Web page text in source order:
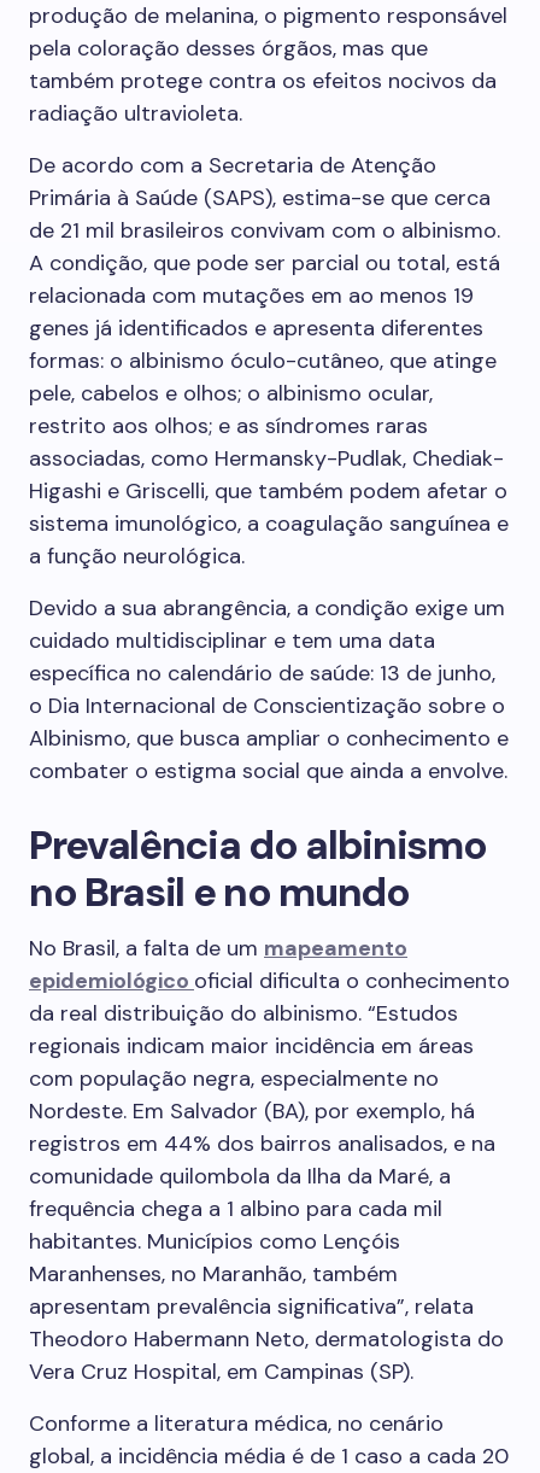
produção de melanina, o pigmento responsável
pela coloração desses órgãos, mas que
também protege contra os efeitos nocivos da
radiação ultravioleta.
De acordo com a Secretaria de Atenção
Primária à Saúde (SAPS), estima-se que cerca
de 21 mil brasileiros convivam com o albinismo.
A condição, que pode ser parcial ou total, está
relacionada com mutações em ao menos 19
genes já identificados e apresenta diferentes
formas: o albinismo óculo-cutâneo, que atinge
pele, cabelos e olhos; o albinismo ocular,
restrito aos olhos; e as síndromes raras
associadas, como Hermansky-Pudlak, Chediak-
Higashi e Griscelli, que também podem afetar o
sistema imunológico, a coagulação sanguínea e
a função neurológica.
Devido a sua abrangência, a condição exige um
cuidado multidisciplinar e tem uma data
específica no calendário de saúde: 13 de junho,
o Dia Internacional de Conscientização sobre o
Albinismo, que busca ampliar o conhecimento e
combater o estigma social que ainda a envolve.
Prevalência do albinismo
no Brasil e no mundo
No Brasil, a falta de um mapeamento
epidemiológico oficial dificulta o conhecimento
da real distribuição do albinismo. “Estudos
regionais indicam maior incidência em áreas
com população negra, especialmente no
Nordeste. Em Salvador (BA), por exemplo, há
registros em 44% dos bairros analisados, e na
comunidade quilombola da Ilha da Maré, a
frequência chega a 1 albino para cada mil
habitantes. Municípios como Lençóis
Maranhenses, no Maranhão, também
apresentam prevalência significativa”, relata
Theodoro Habermann Neto, dermatologista do
Vera Cruz Hospital, em Campinas (SP).
Conforme a literatura médica, no cenário
global, a incidência média é de 1 caso a cada 20